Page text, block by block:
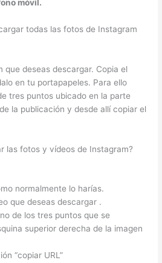
móvil.
todas las fotos de Instagram
que deseas descargar. Copia el
en tu portapapeles. Para ello
tres puntos ubicado en la parte
la publicación y desde allí copiar el
las fotos y vídeos de Instagram?
normalmente lo harías.
que deseas descargar .
de los tres puntos que se
superior derecha de la imagen
“copiar URL”